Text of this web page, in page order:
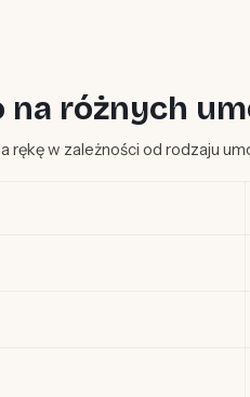
na różnych
rękę w zależności od rodzaju